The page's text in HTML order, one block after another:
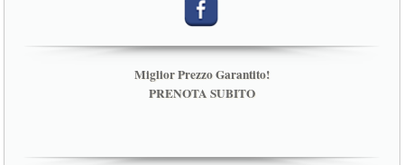
Miglior Prezzo Garantito!
PRENOTA SUBITO